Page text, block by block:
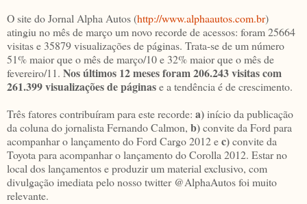
O site do Jornal Alpha Autos (http://www.alphaautos.com.br)
atingiu no mês de março um novo recorde de acessos: foram 25664
visitas e 35879 visualizações de páginas. Trata-se de um número
51% maior que o mês de março/10 e 32% maior que o mês de
fevereiro/11. Nos últimos 12 meses foram 206.243 visitas com
261.399 visualizações de páginase a tendência é de crescimento.
Três fatores contribuíram para este recorde: a)início da publicação
da coluna do jornalista Fernando Calmon, b)convite da Ford para
acompanhar o lançamento do Ford Cargo 2012 ec)convite da
Toyota para acompanhar o lançamento do Corolla 2012. Estar no
local dos lançamentos e produzir um material exclusivo, com
divulgação imediata pelo nosso twitter @AlphaAutos foi muito
relevante.